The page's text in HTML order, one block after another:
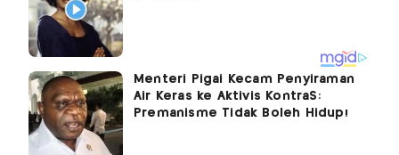
Menteri Pigai Kecam Penyiraman
Air Keras ke Aktivis KontraS:
Premanisme Tidak Boleh Hidup!